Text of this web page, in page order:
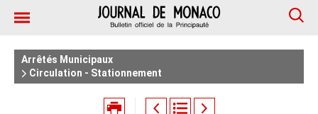
Arrêtés Municipaux
Circulation - Stationnement